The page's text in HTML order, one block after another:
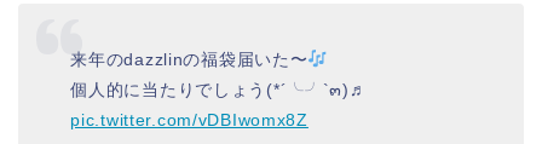
来年のdazzlinの福袋届いた〜
個人的に当たりでしょう(*´╰╯`๓)♬
pic.twitter.com/vDBIwomx8Z